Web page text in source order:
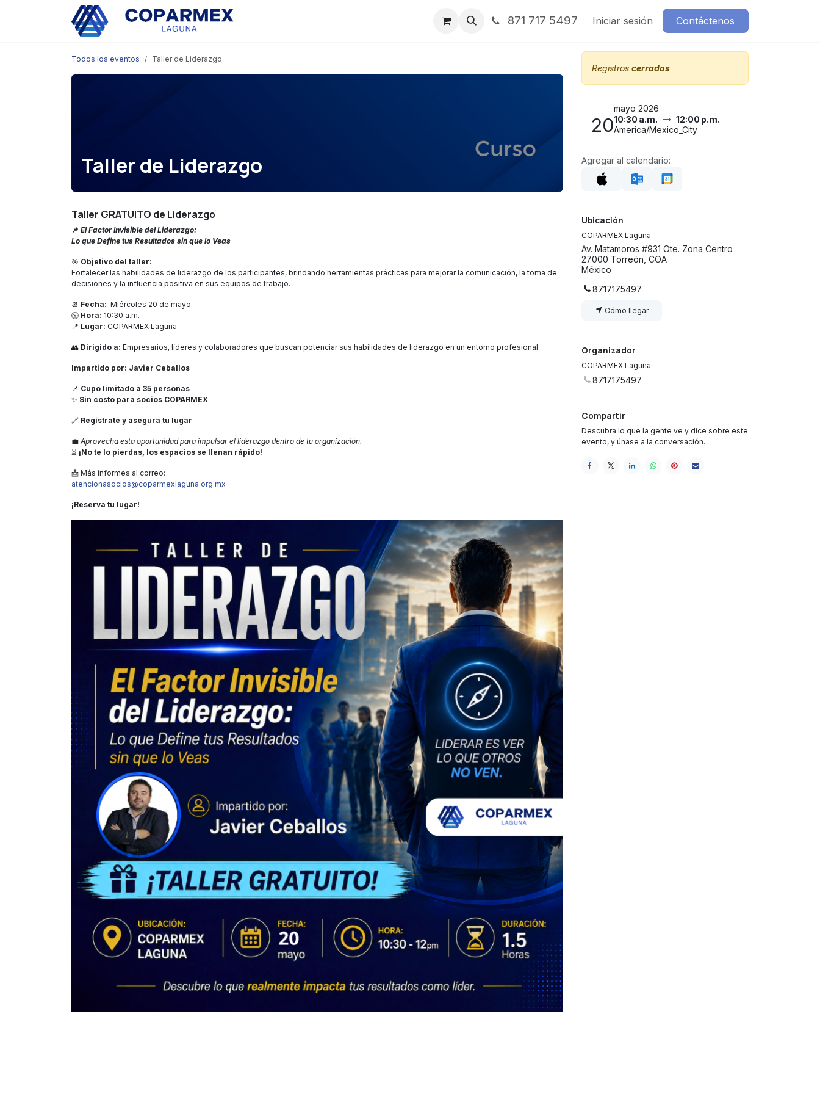
Noticias Contáctenos871 717 5497 Iniciar sesión Contáctenos
Todos los eventos Taller de Liderazgo
Taller de Liderazgo
Taller GRATUITO de Liderazgo
📌 El Factor Invisible del Liderazgo:
Lo que Define tus Resultados sin que lo Veas
🎯 Objetivo del taller:
Fortalecer las habilidades de liderazgo de los participantes, brindando herramientas prácticas para mejorar la comunicación, la toma de
decisiones y la influencia positiva en sus equipos de trabajo.
📆 Fecha: Miércoles 20 de mayo
🕥 Hora: 10:30 a.m.
📍 Lugar: COPARMEX Laguna
👥 Dirigido a: Empresarios, líderes y colaboradores que buscan potenciar sus habilidades de liderazgo en un entorno profesional.
Impartido por: Javier Ceballos
📌 Cupo limitado a 35 personas
✨ Sin costo para socios COPARMEX
🔗 Regístrate y asegura tu lugar
💼 Aprovecha esta oportunidad para impulsar el liderazgo dentro de tu organización.
⏳ ¡No te lo pierdas, los espacios se llenan rápido!
📩 Más informes al correo:
atencionasocios@coparmexlaguna.org.mx
¡Reserva tu lugar!
Registros cerrados
20
mayo 2026
10:30 a.m.
12:00 p.m.
America/Mexico_City
Agregar al calendario:
Ubicación
COPARMEX Laguna
Av. Matamoros #931 Ote. Zona Centro
27000 Torreón, COA
México
8717175497
Cómo llegar
Organizador
COPARMEX Laguna
8717175497
Compartir
Descubra lo que la gente ve y dice sobre este
evento, y únase a la conversación.